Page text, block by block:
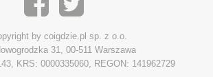
by coigdzie.pl sp. z o.o.
31, 00-511 Warszawa
KRS: 0000335060, REGON: 141962729